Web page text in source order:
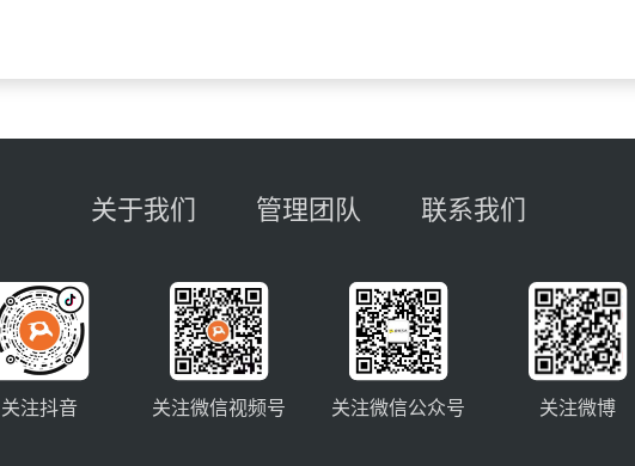
关于我们 管理团队 联系我们
关注抖音 关注微信视频号 关注微信公众号 关注微博